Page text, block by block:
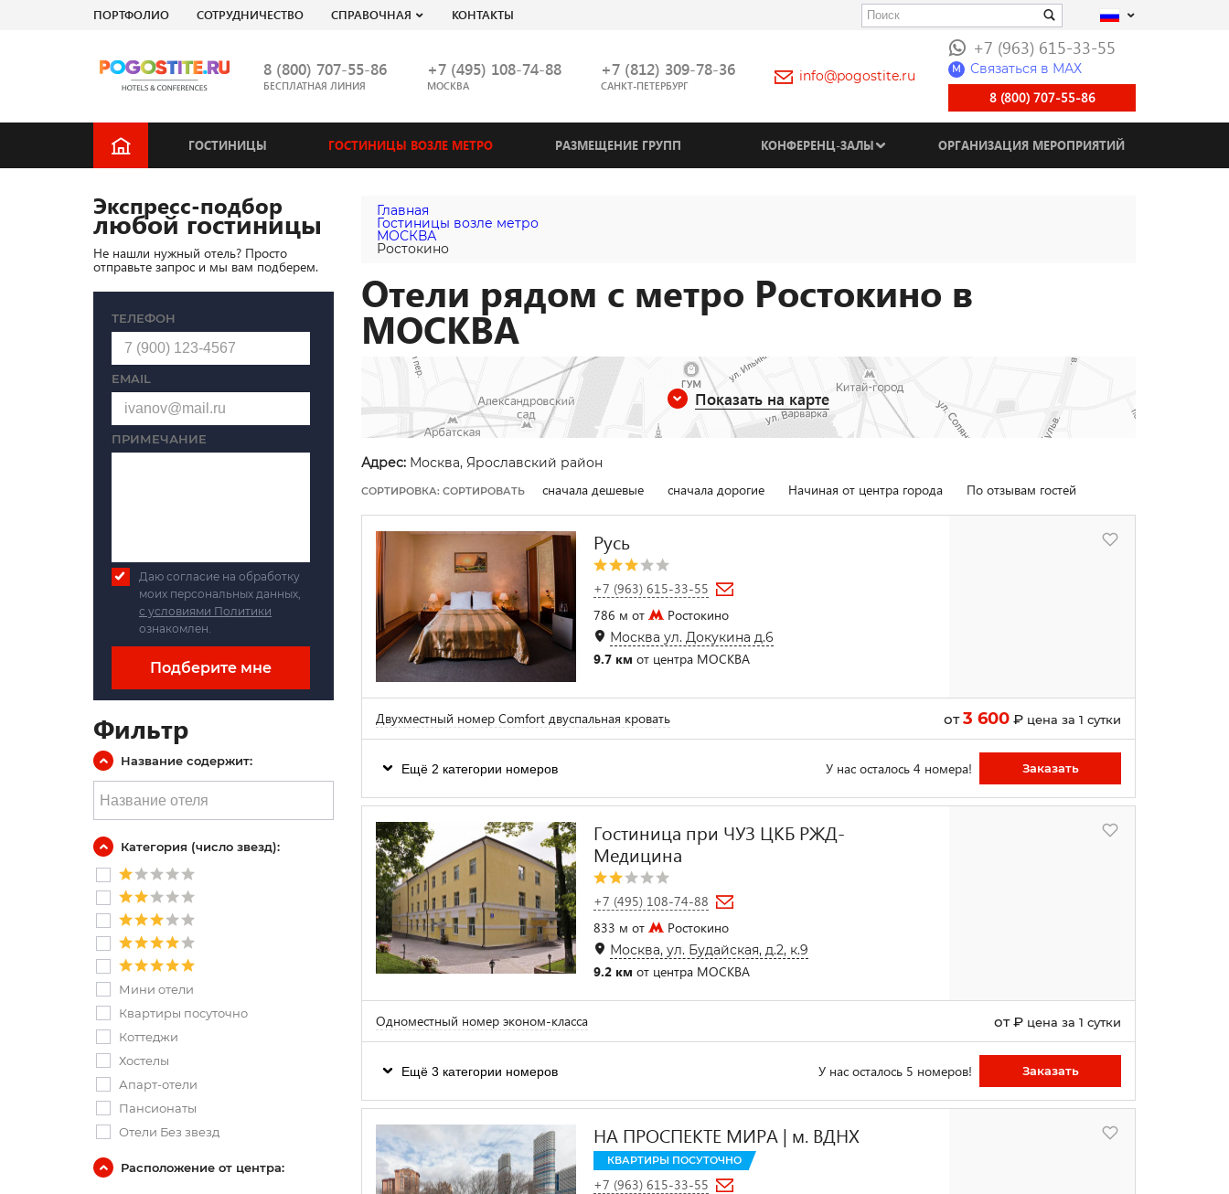
ПОРТФОЛИО СОТРУДНИЧЕСТВО СПРАВОЧНАЯ КОНТАКТЫ
8 (800) 707-55-86
БЕСПЛАТНАЯ ЛИНИЯ
+7 (495) 108-74-88
МОСКВА
+7 (812) 309-78-36
САНКТ-ПЕТЕРБУРГ
info@pogostite.ru
+7 (963) 615-33-55
M Связаться в МАХ
8 (800) 707-55-86
ГОСТИНИЦЫ ГОСТИНИЦЫ ВОЗЛЕ МЕТРО РАЗМЕЩЕНИЕ ГРУПП КОНФЕРЕНЦ-ЗАЛЫ ОРГАНИЗАЦИЯ МЕРОПРИЯТИЙ
Главная
Гостиницы возле метро
МОСКВА
Ростокино
Отели рядом с метро Ростокино в
МОСКВА
Показать на карте
Адрес:Москва, Ярославский район
СОРТИРОВКА: СОРТИРОВАТЬ сначала дешевые сначала дорогие Начиная от центра города По отзывам гостей
Русь
+7 (963) 615-33-55
786 м от
Ростокино
Москва ул. Докукина д.6
9.7 км от центра МОСКВА
Двухместный номер Comfort двуспальная кровать от3 600₽ цена за 1 сутки
Ещё 2 категории номеров У нас осталось 4 номера! Заказать
Гостиница при ЧУЗ ЦКБ РЖД-
Медицина
+7 (495) 108-74-88
833 м от
Ростокино
Москва, ул. Будайская, д.2, к.9
9.2 км от центра МОСКВА
Одноместный номер эконом-класса от₽ цена за 1 сутки
Ещё 3 категории номеров У нас осталось 5 номеров! Заказать
НА ПРОСПЕКТЕ МИРА | м. ВДНХ
КВАРТИРЫ ПОСУТОЧНО
+7 (963) 615-33-55
Экспресс-подбор
любой гостиницы
Не нашли нужный отель? Просто
отправьте запрос и мы вам подберем.
ТЕЛЕФОН
EMAIL
ПРИМЕЧАНИЕ
Даю согласие на обработку
моих персональных данных,
с условиями Политики
ознакомлен.
Подберите мне
Фильтр
Название содержит:
Категория (число звезд):
Мини отели
Квартиры посуточно
Коттеджи
Хостелы
Апарт-отели
Пансионаты
Отели Без звезд
Расположение от центра: